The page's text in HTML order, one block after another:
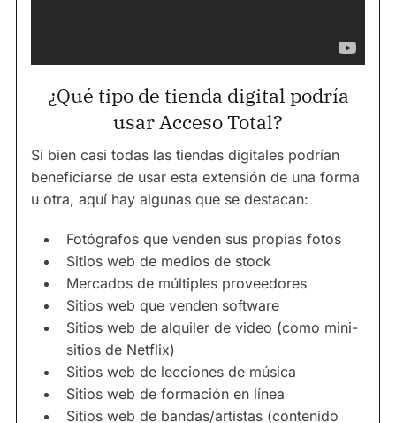
¿Qué tipo de tienda digital podría
usar Acceso Total?
Si bien casi todas las tiendas digitales podrían
beneficiarse de usar esta extensión de una forma
u otra, aquí hay algunas que se destacan:
Fotógrafos que venden sus propias fotos
Sitios web de medios de stock
Mercados de múltiples proveedores
Sitios web que venden software
Sitios web de alquiler de video (como mini-
sitios de Netflix)
Sitios web de lecciones de música
Sitios web de formación en línea
Sitios web de bandas/artistas (contenido